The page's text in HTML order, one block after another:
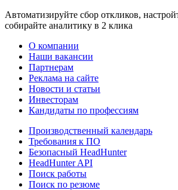
Автоматизируйте сбор откликов,
собирайте аналитику в 2 клика
О компании
Наши вакансии
Партнерам
Реклама на сайте
Новости и статьи
Инвесторам
Кандидаты по профессиям
Производственный календарь
Требования к ПО
Безопасный HeadHunter
HeadHunter API
Поиск работы
Поиск по резюме